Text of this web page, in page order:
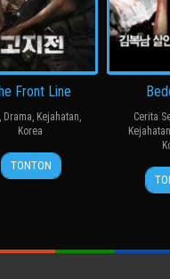
Front Line
Drama Kejahatan
Korea
20
Jul
장
훈
TONTON
Cerita
Kejahatan